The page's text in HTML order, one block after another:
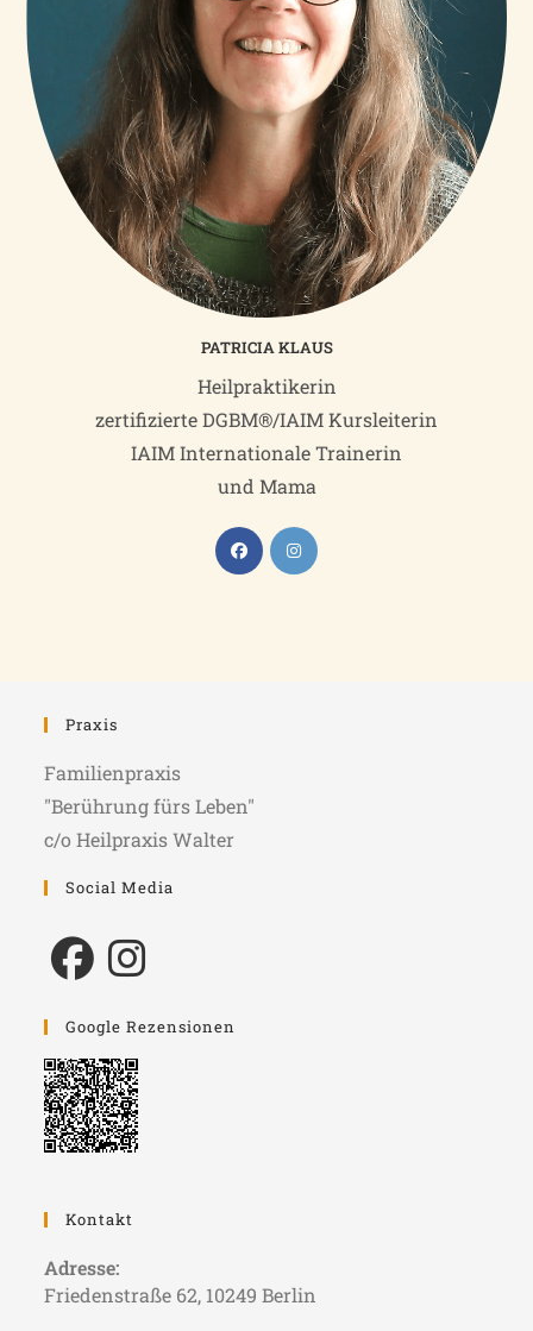
PATRICIA KLAUS
Heilpraktikerin
zertifizierte DGBM®/IAIM Kursleiterin
IAIM Internationale Trainerin
und Mama
Praxis
Familienpraxis
"Berührung fürs Leben"
c/o Heilpraxis Walter
Social Media
Google Rezensionen
Kontakt
Adresse:
Friedenstraße 62, 10249 Berlin